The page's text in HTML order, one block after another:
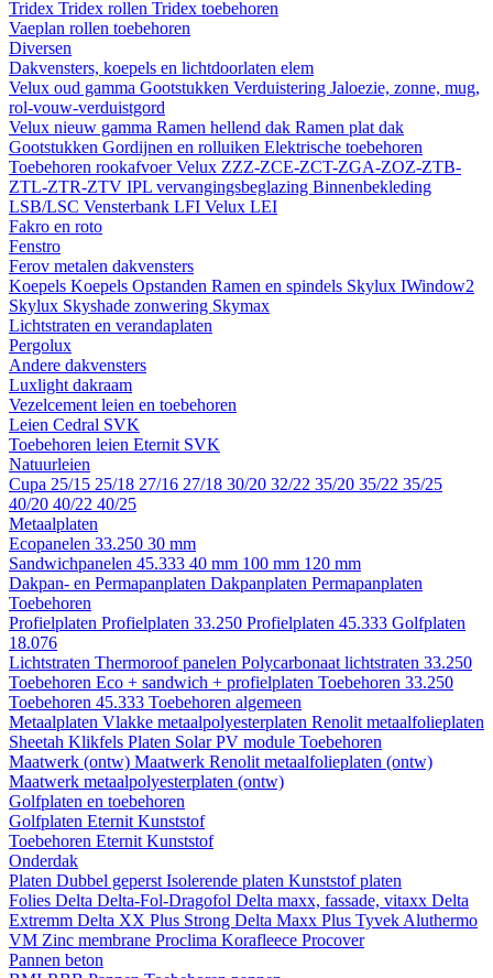
Tridex Tridex rollen Tridex toebehoren
Vaeplan rollen toebehoren
Diversen
Dakvensters, koepels en lichtdoorlaten elem
Velux oud gamma Gootstukken Verduistering Jaloezie, zonne, mug,
rol-vouw-verduistgord
Velux nieuw gamma Ramen hellend dak Ramen plat dak
Gootstukken Gordijnen en rolluiken Elektrische toebehoren
Toebehoren rookafvoerVelux ZZZ-ZCE-ZCT-ZGA-ZOZ-ZTB-
ZTL-ZTR-ZTV IPL vervangingsbeglazing Binnenbekleding
LSB/LSC Vensterbank LFI Velux LEI
Fakro en roto
Fenstro
Ferov metalen dakvensters
Koepels Koepels Opstanden Ramen en spindels Skylux IWindow2
Skylux Skyshade zonwering Skymax
Lichtstraten en verandaplaten
Pergolux
Andere dakvensters
Luxlight dakraam
Vezelcement leien en toebehoren
Leien Cedral SVK
Toebehoren leien Eternit SVK
Natuurleien
Cupa 25/15 25/18 27/16 27/18 30/20 32/22 35/20 35/22 35/25
40/20 40/22 40/25
Metaalplaten
Ecopanelen 33.250 30 mm
Sandwichpanelen 45.333 40 mm 100 mm 120 mm
Dakpan- en Permapanplaten Dakpanplaten Permapanplaten
Toebehoren
Profielplaten Profielplaten 33.250 Profielplaten 45.333 Golfplaten
18.076
Lichtstraten Thermoroof panelen Polycarbonaat lichtstraten 33.250
Toebehoren Eco + sandwich + profielplaten Toebehoren 33.250
Toebehoren 45.333 Toebehoren algemeen
Metaalplaten Vlakke metaalpolyesterplaten Renolit metaalfolieplaten
Sheetah Klikfels Platen Solar PV module Toebehoren
Maatwerk (ontw) Maatwerk Renolit metaalfolieplaten (ontw)
Maatwerk metaalpolyesterplaten (ontw)
Golfplaten en toebehoren
Golfplaten Eternit Kunststof
Toebehoren Eternit Kunststof
Onderdak
Platen Dubbel geperst Isolerende platen Kunststof platen
Folies Delta Delta-Fol-Dragofol Delta maxx, fassade, vitaxx Delta
Extremm Delta XX Plus Strong Delta Maxx Plus Tyvek Aluthermo
VM Zinc membrane Proclima Korafleece Procover
Pannen beton